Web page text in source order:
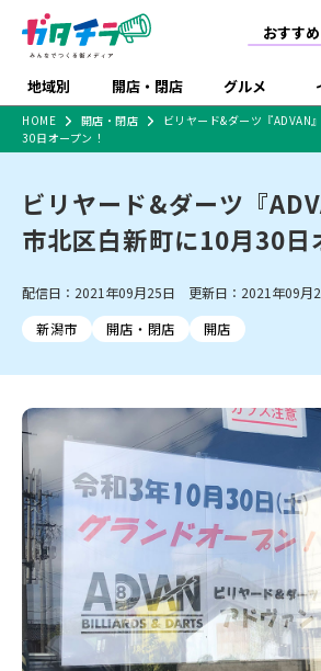
おすすめ
地域別 開店・閉店 グルメ
新潟市
中越
佐渡
新潟市中央区 新潟市西
新潟市南区
新潟市江南区 新潟市秋
村上・関川
新発田・聖籠
胎内・粟島
三条・加茂・田上
五泉・阿賀野・阿賀
長岡・見附
小千谷・十日町・津南
柏崎・刈羽・出雲崎
上越・妙高・糸魚川
開店
リニューアル・移転 休業 開店まと
新潟市・開店
新潟市・閉店
ラーメン・開店
ラーメン・閉店
ラーメン
和食
スイーツ
ご当地グルメ テイクアウ
カフェ
居酒屋・バー 焼肉
パス
パン・ベーカリー
タレカツ・豚カツ
旨辛・激辛
定食・町定食
日本酒・新潟清酒
ワイン・クラフトビ
ケーキ・パフェ
ビアガーデン・暑気払い
忘新年会・歓送迎会
体験・販売
趣味・展示会
スポーツ
セミナー・講演会 子ども向け 花火大
住宅展示場
完成見学会 学生スポー
施設・ショップ
食品メーカー・県産
品
習い事・塾 アパレル・雑貨
フィッ
観光スポット
温泉・入浴 ホテル
リラクゼーション・整体
スキー場
病院・クリニック
イオンモール
ラ
ビルボードプレイスBP
新潟伊勢丹
リバーサイド千秋
パティオPATIO
特売セール
特集・まとめ記事
セツコママ ランキング 新潟人
食品スーパー・コンビ
ショッピングモール・
大型施設
ド
セ
ファッション
インテリア・雑貨
外食・テイクアウト
新車・中古車・カー用品
冠婚葬祭
習い事・塾
官公庁・自治体
新潟市 チラシ
長
上越・妙高・糸魚川 チラシ
注目 チラ
火曜セール
オープン・リニューアルセー
周年祭・感謝祭セール
年末・初売りセ
HOME 開店・閉店
ビリヤード&ダーツ『ADVAN
30日オープン！
ビリヤード&ダーツ『
市北区白新町に10月30日
配信日：2021年09月25日 更新日：2021年09月
新潟市
開店・閉店 開店